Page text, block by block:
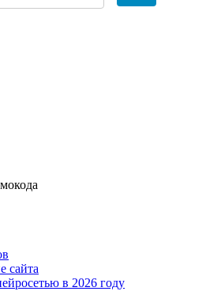
сайта
в 2026 году